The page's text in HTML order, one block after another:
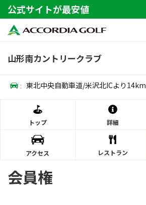
公式サイトが最安値
山形南カントリークラブ
: 東北中央自動車道/米沢北ICより14km
トップ 詳細
アクセス レストラン
会員権